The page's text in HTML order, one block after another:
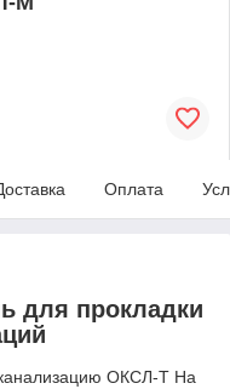
Оплата
для прокладки
ОКСЛ-Т На